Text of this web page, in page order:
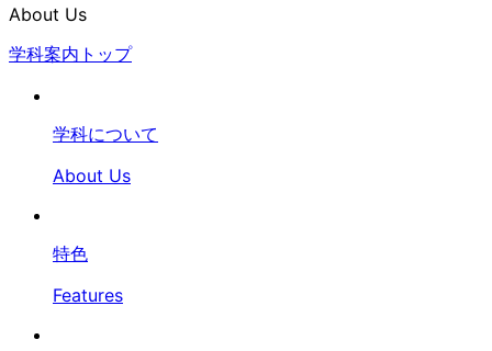
About Us
学科案内トップ
学科について
About Us
特色
Features